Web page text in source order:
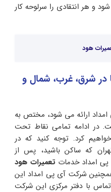
و هر انتقادی را سرلوحه کار
هود
در شرق، غرب، شمال و
ارائه می‌ شود، مختص به
در ادامه تمامی نقاط تحت
کرد. توجه کنید که در
که ساکن باشید، پس از
پی امداد خدمات تعمیرات هود
شرکت‌ آی پی امداد این
با دفتر مرکزی این شرکت